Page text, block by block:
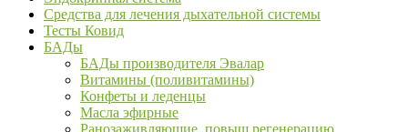
Средства для лечения дыхательной системы
Тесты Ковид
БАДы
БАДы производителя Эвалар
Витамины (поливитамины)
Конфеты и леденцы
Масла эфирные